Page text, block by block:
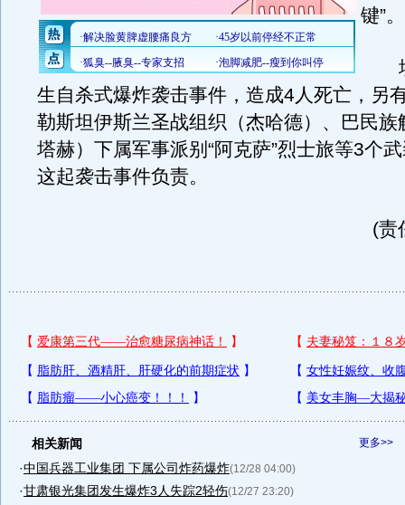
键”。
埃
生自杀式爆炸袭击事件，造成4人死亡，另
勒斯坦伊斯兰圣战组织（杰哈德）、巴民族
塔赫）下属军事派别“阿克萨”烈士旅等3个
这起袭击事件负责。
(责
更多>>
相关新闻
·中国兵器工业集团 下属公司炸药爆炸(12/28 04:00)
·甘肃银光集团发生爆炸3人失踪2轻伤(12/27 23:20)